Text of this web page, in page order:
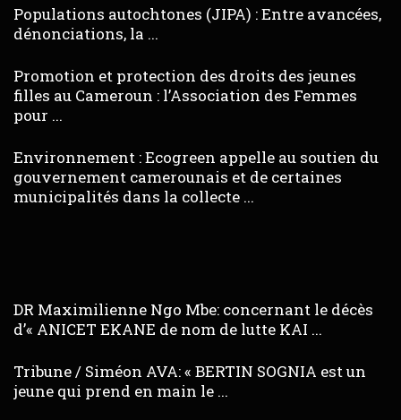
Populations autochtones (JIPA) : Entre avancées,
dénonciations, la ...
Promotion et protection des droits des jeunes
filles au Cameroun : l’Association des Femmes
pour ...
Environnement : Ecogreen appelle au soutien du
gouvernement camerounais et de certaines
municipalités dans la collecte ...
DR Maximilienne Ngo Mbe: concernant le décès
d’« ANICET EKANE de nom de lutte KAI ...
Tribune / Siméon AVA: « BERTIN SOGNIA est un
jeune qui prend en main le ...